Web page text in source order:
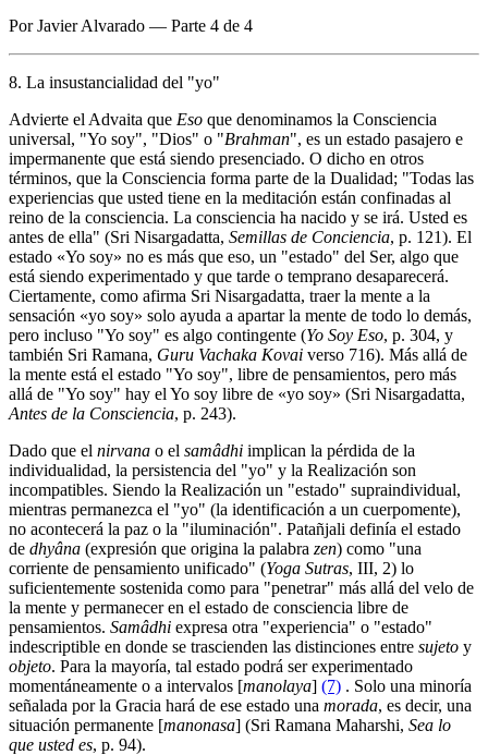
Por Javier Alvarado — Parte 4 de 4
8. La insustancialidad del "yo"
Advierte el Advaita que Eso que denominamos la Consciencia
universal, "Yo soy", "Dios" o "Brahman", es un estado pasajero e
impermanente que está siendo presenciado. O dicho en otros
términos, que la Consciencia forma parte de la Dualidad; "Todas las
experiencias que usted tiene en la meditación están confinadas al
reino de la consciencia. La consciencia ha nacido y se irá. Usted es
antes de ella" (Sri Nisargadatta, Semillas de Conciencia, p. 121). El
estado «Yo soy» no es más que eso, un "estado" del Ser, algo que
está siendo experimentado y que tarde o temprano desaparecerá.
Ciertamente, como afirma Sri Nisargadatta, traer la mente a la
sensación «yo soy» solo ayuda a apartar la mente de todo lo demás,
pero incluso "Yo soy" es algo contingente (Yo Soy Eso, p. 304, y
también Sri Ramana, Guru Vachaka Kovai verso 716). Más allá de
la mente está el estado "Yo soy", libre de pensamientos, pero más
allá de "Yo soy" hay el Yo soy libre de «yo soy» (Sri Nisargadatta,
Antes de la Consciencia, p. 243).
Dado que el nirvana o el samâdhi implican la pérdida de la
individualidad, la persistencia del "yo" y la Realización son
incompatibles. Siendo la Realización un "estado" supraindividual,
mientras permanezca el "yo" (la identificación a un cuerpomente),
no acontecerá la paz o la "iluminación". Patañjali definía el estado
de dhyâna (expresión que origina la palabra zen) como "una
corriente de pensamiento unificado" (Yoga Sutras, III, 2) lo
suficientemente sostenida como para "penetrar" más allá del velo de
la mente y permanecer en el estado de consciencia libre de
pensamientos. Samâdhi expresa otra "experiencia" o "estado"
indescriptible en donde se trascienden las distinciones entre sujeto y
objeto. Para la mayoría, tal estado podrá ser experimentado
momentáneamente o a intervalos [manolaya] (7) . Solo una minoría
señalada por la Gracia hará de ese estado una morada, es decir, una
situación permanente [manonasa] (Sri Ramana Maharshi, Sea lo
que usted es, p. 94).